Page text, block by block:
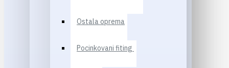
Ostala oprema
Pocinkovani fiting